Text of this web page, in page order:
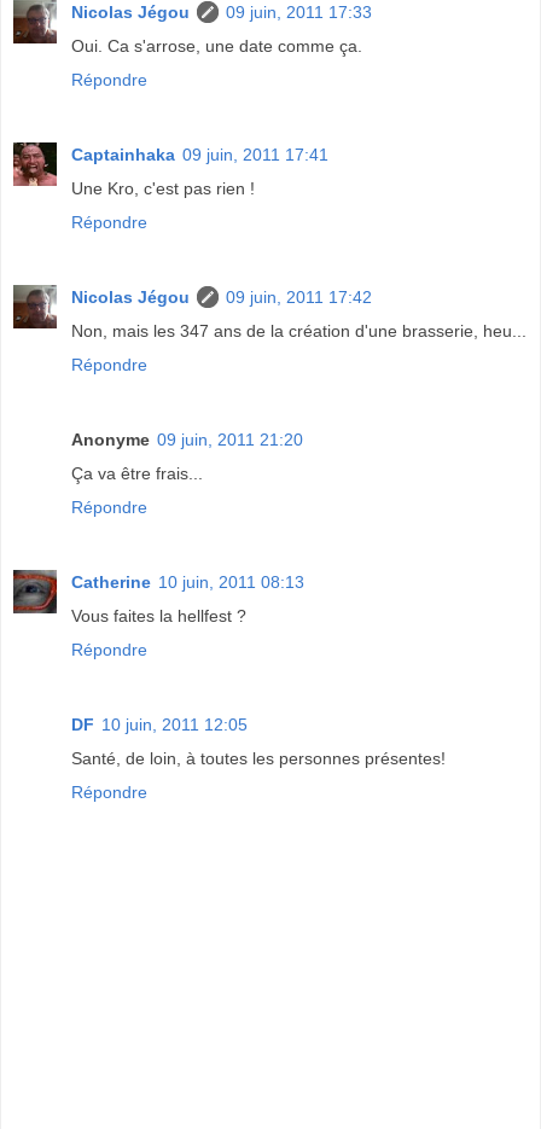
Nicolas Jégou
09 juin, 2011 17:33
Oui. Ca s'arrose, une date comme ça.
Répondre
Captainhaka 09 juin, 2011 17:41
Une Kro, c'est pas rien !
Répondre
Nicolas Jégou
09 juin, 2011 17:42
Non, mais les 347 ans de la création d'une brasserie, heu...
Répondre
Anonyme 09 juin, 2011 21:20
Ça va être frais...
Répondre
Catherine 10 juin, 2011 08:13
Vous faites la hellfest ?
Répondre
DF 10 juin, 2011 12:05
Santé, de loin, à toutes les personnes présentes!
Répondre